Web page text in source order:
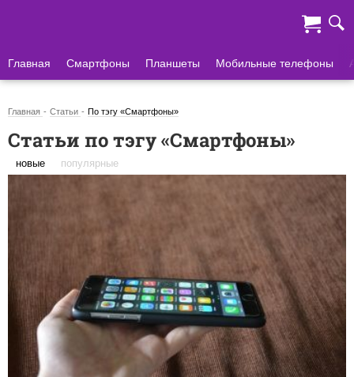
Главная Смартфоны Планшеты Мобильные телефоны
Главная Статьи По тэгу «Смартфоны»
Статьи по тэгу «Смартфоны»
новые популярные